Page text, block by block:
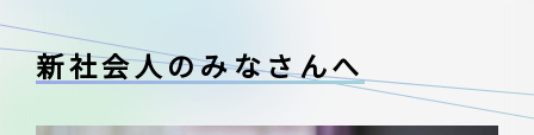
新社会人のみなさんへ